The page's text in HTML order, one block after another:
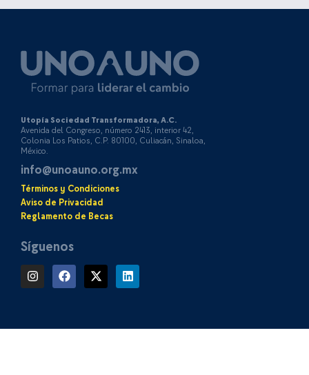
Utopía Sociedad Transformadora, A.C.
Avenida del Congreso, número 2413, interior 42,
Colonia Los Patios, C.P. 80100, Culiacán, Sinaloa,
México.
info@unoauno.org.mx
Términos y Condiciones
Aviso de Privacidad
Reglamento de Becas
Síguenos